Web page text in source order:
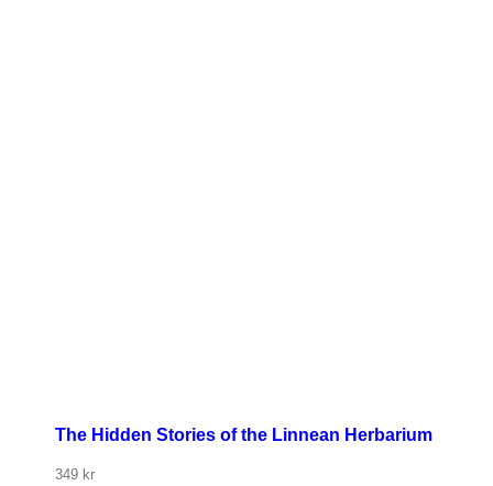
The Hidden Stories of the Linnean Herbarium
349 kr